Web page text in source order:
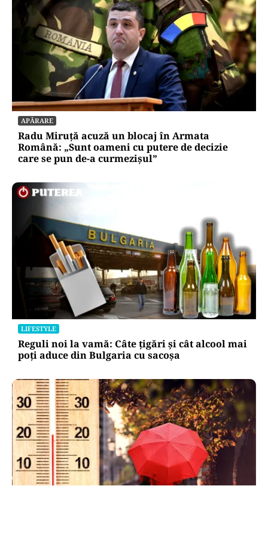
APĂRARE
Radu Miruță acuză un blocaj în Armata
Română: „Sunt oameni cu putere de decizie
care se pun de-a curmezișul”
LIFESTYLE
Reguli noi la vamă: Câte țigări și cât alcool mai
poți aduce din Bulgaria cu sacoșa